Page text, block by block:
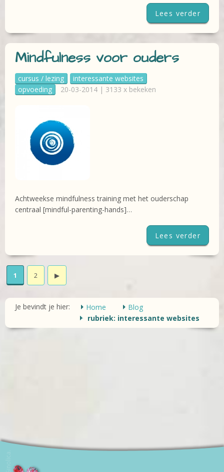
Lees verder
Mindfulness voor ouders
cursus / lezing
interessante websites
opvoeding
20-03-2014 | 3133 x bekeken
Achtweekse mindfulness training met het ouderschap
centraal [mindful-parenting-hands]…
Lees verder
1 2 ▶
Je bevindt je hier: Home
Blog
rubriek: interessante websites